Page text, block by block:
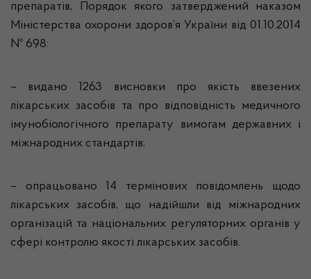
препаратів, Порядок якого затверджений наказом
Міністерства охорони здоров’я України від 01.10.2014
№ 698:
– видано 1263 висновки
про якість ввезених
лікарських засобів та про відповідність медичного
імунобіологічного препарату вимогам державних і
міжнародних стандартів;
– опрацьовано 14 термінових
повідомлень щодо
лікарських засобів, що надійшли від міжнародних
організацій та національних регуляторних органів у
сфері контролю якості лікарських засобів.